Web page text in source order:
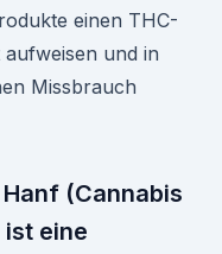
einen THC-
und in
Missbrauch
Hanf (Cannabis
ist eine